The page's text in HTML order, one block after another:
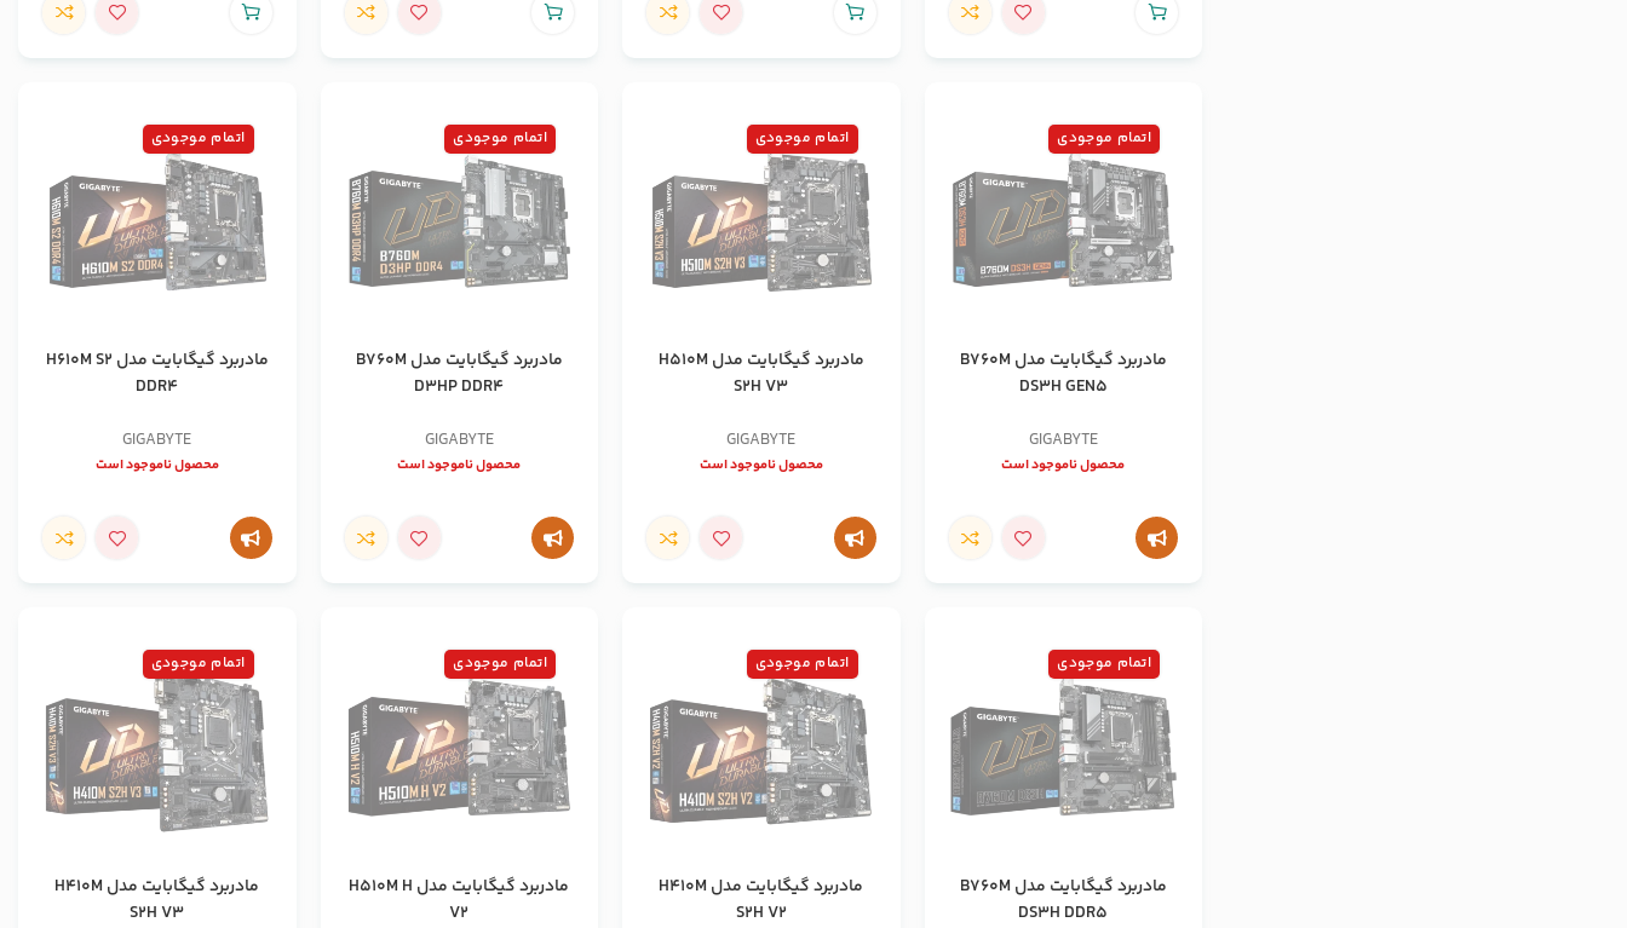
اتمام موجودی
مادربرد گیگابایت مدل B760M
DS3H GEN5
GIGABYTE
محصول ناموجود است
اتمام موجودی
مادربرد گیگابایت مدل H510M
S2H V3
GIGABYTE
محصول ناموجود است
اتمام موجودی
مادربرد گیگابایت مدل B760M
D3HP DDR4
GIGABYTE
محصول ناموجود است
اتمام موجودی
مادربرد گیگابایت مدل H610M S2
DDR4
GIGABYTE
محصول ناموجود است
اتمام موجودی
مادربرد گیگابایت مدل B760M
DS3H DDR5
اتمام موجودی
مادربرد گیگابایت مدل H410M
S2H V2
اتمام موجودی
مادربرد گیگابایت مدل H510M H
V2
اتمام موجودی
مادربرد گیگابایت مدل H410M
S2H V3